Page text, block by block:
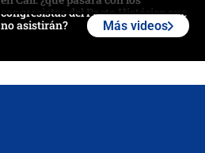
congresistas del Pacto Histórico que
no asistirán?
Más videos